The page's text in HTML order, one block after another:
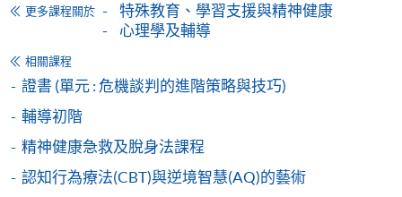
交下期學費的學員，提供網上服務，如學員就讀的課
程設有此服務，課程負責人會通知學員有關程序。
網上支付可通過「繳費靈」(PPS) (不適用於手機)、
VISA 或 Mastercard、「微信支付」(Online WeChat
Pay) 、「支付寶」(Online Alipay) 或 「轉數快」(FPS)
繳付學費。
更多課程關於
特殊教育、學習支援與精神健康
心理學及輔導
相關課程
證書 (單元 : 危機談判的進階策略與技巧)
輔導初階
精神健康急救及脫身法課程
認知行為療法(CBT)與逆境智慧(AQ)的藝術